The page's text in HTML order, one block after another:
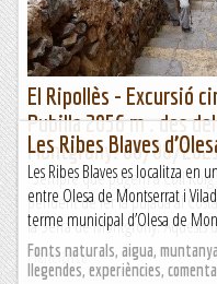
El Ripollès - Excursió
Pubilla 2056 m . des
Montgrony. 06/08/
Sempre que pugem a Coll
pendent de fer la pujada al
la Serra de Montgrony. Aquests
Manel&Ita
Les Ribes Blaves
Les Ribes Blaves es localitza en
entre Olesa de Montserrat i
terme municipal d’Olesa de
Fonts naturals, aigua,
llegendes, experiències,